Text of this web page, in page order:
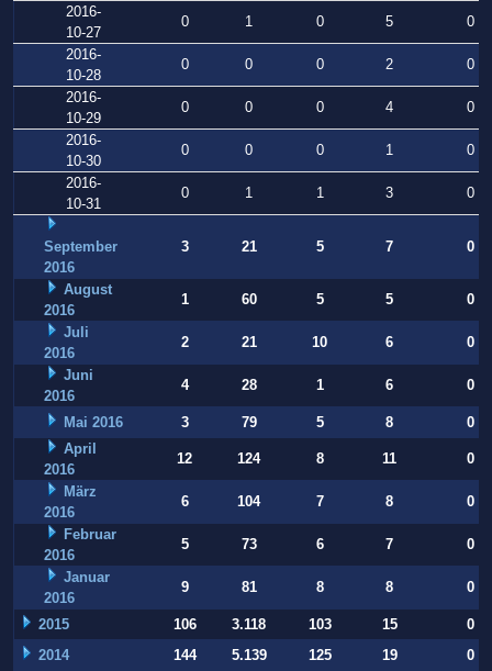
2016-
10-27
0 1 0 5
0
2016-
10-28
0 0 0 2
0
2016-
10-29
0 0 0 4
0
2016-
10-30
0 0 0 1
0
2016-
10-31
0 1 1 3 0
September
2016
3 21 5 7 0
August
2016
1 60 5 5
0
Juli
2016
2 21 10 6
0
Juni
2016
4 28 1 6 0
Mai 2016 3 79 5 8
0
April
2016
12 124 8 11
0
März
2016
6 104 7 8
0
Februar
2016
5 73 6 7
0
Januar
2016
9 81 8 8 0
2015 106 3.118 103 15
0
2014
144 5.139 125 19 0